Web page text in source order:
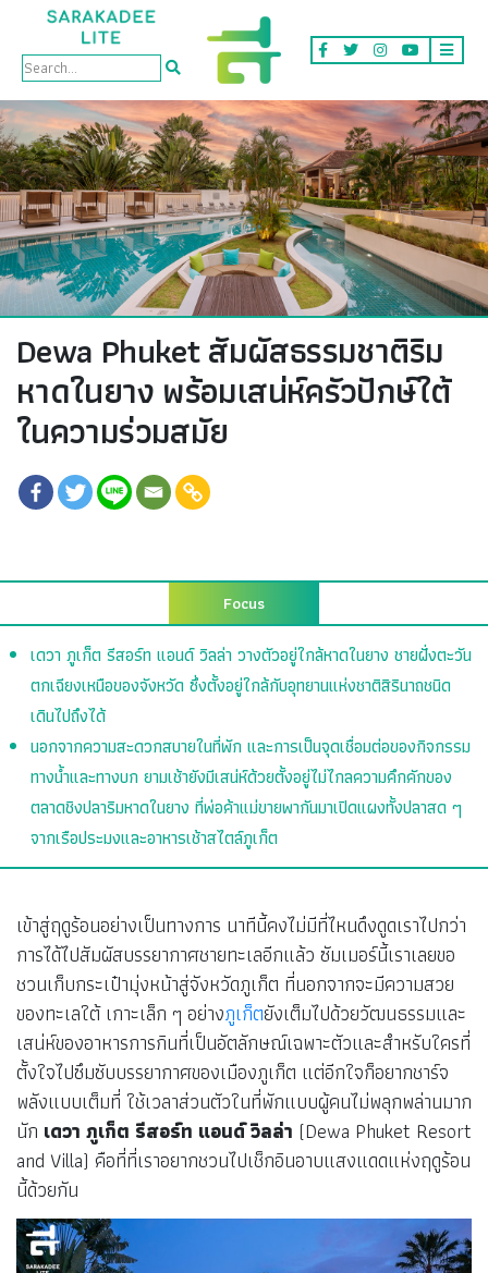
Lite
Dewa Phuket สัมผัสธรรมชาติริม
หาดในยาง พร้อมเสน่ห์ครัวปักษ์ใต้
ในความร่วมสมัย
Focus
เดวา ภูเก็ต รีสอร์ท แอนด์ วิลล่า วางตัวอยู่ใกล้หาดในยาง ชายฝั่งตะวัน
ตกเฉียงเหนือของจังหวัด ซึ่งตั้งอยู่ใกล้กับอุทยานแห่งชาติสิรินาถชนิด
เดินไปถึงได้
นอกจากความสะดวกสบายในที่พัก และการเป็นจุดเชื่อมต่อของกิจกรรม
ทางน้ำและทางบก ยามเช้ายังมีเสน่ห์ด้วยตั้งอยู่ไม่ไกลความคึกคักของ
ตลาดชิงปลาริมหาดในยาง ที่พ่อค้าแม่ขายพากันมาเปิดแผงทั้งปลาสด ๆ
จากเรือประมงและอาหารเช้าสไตล์ภูเก็ต
เข้าสู่ฤดูร้อนอย่างเป็นทางการ นาทีนี้คงไม่มีที่ไหนดึงดูดเราไปกว่า
การได้ไปสัมผัสบรรยากาศชายทะเลอีกแล้ว ซัมเมอร์นี้เราเลยขอ
ชวนเก็บกระเป๋ามุ่งหน้าสู่จังหวัดภูเก็ต ที่นอกจากจะมีความสวย
ของทะเลใต้ เกาะเล็ก ๆ อย่างภูเก็ตยังเต็มไปด้วยวัฒนธรรมและ
เสน่ห์ของอาหารการกินที่เป็นอัตลักษณ์เฉพาะตัวและสำหรับใครที่
ตั้งใจไปซึมซับบรรยากาศของเมืองภูเก็ต แต่อีกใจก็อยากชาร์จ
พลังแบบเต็มที่ ใช้เวลาส่วนตัวในที่พักแบบผู้คนไม่พลุกพล่านมาก
นัก เดวา ภูเก็ต รีสอร์ท แอนด์ วิลล่า (Dewa Phuket Resort
and Villa) คือที่ที่เราอยากชวนไปเช็กอินอาบแสงแดดแห่งฤดูร้อน
นี้ด้วยกัน